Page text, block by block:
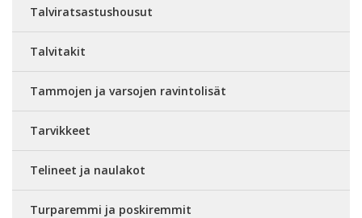
Talviratsastushousut
Talvitakit
Tammojen ja varsojen ravintolisät
Tarvikkeet
Telineet ja naulakot
Turparemmi ja poskiremmit